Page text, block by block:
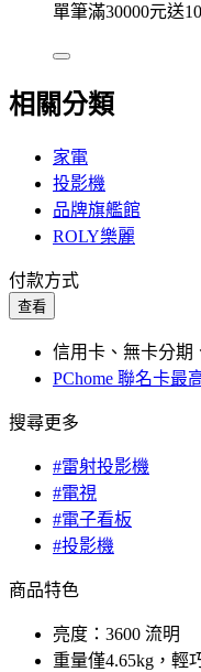
單筆滿30000元送
相關分類
家電
投影機
品牌旗艦館
ROLY樂麗
付款方式
查看
信用卡、無卡分期
PChome 聯名卡最
搜尋更多
#雷射投影機
#電視
#電子看板
#投影機
商品特色
亮度：3600 流明
重量僅4.65kg，輕